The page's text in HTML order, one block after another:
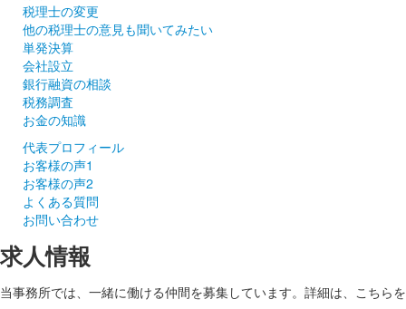
税理士の変更
他の税理士の意見も聞いてみたい
単発決算
会社設立
銀行融資の相談
税務調査
お金の知識
代表プロフィール
お客様の声1
お客様の声2
よくある質問
お問い合わせ
求人情報
当事務所では、一緒に働ける仲間を募集しています。詳細は、こちらを